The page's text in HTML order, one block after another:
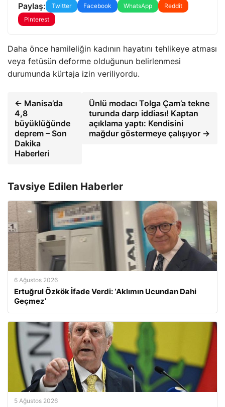
Paylaş: Twitter Facebook WhatsApp
Reddit
Pinterest
Daha önce hamileliğin kadının hayatını tehlikeye atması
veya fetüsün deforme olduğunun belirlenmesi
durumunda kürtaja izin veriliyordu.
← Manisa’da
4,8
büyüklüğünde
deprem – Son
Dakika
Haberleri
Ünlü modacı Tolga Çam’a tekne
turunda darp iddiası! Kaptan
açıklama yaptı: Kendisini
mağdur göstermeye çalışıyor →
Tavsiye Edilen Haberler
6 Ağustos 2026
Ertuğrul Özkök İfade Verdi: ‘Aklımın Ucundan Dahi
Geçmez’
5 Ağustos 2026